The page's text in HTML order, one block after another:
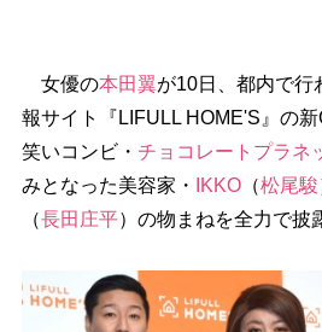
女優の本田翼が10日、都内で行
報サイト『LIFULL HOME'S』の
笑いコンビ・ チョコレートプラネ
みとなった美容家・
IKKO（松尾駿
（長田庄平）の物まねを全力で披